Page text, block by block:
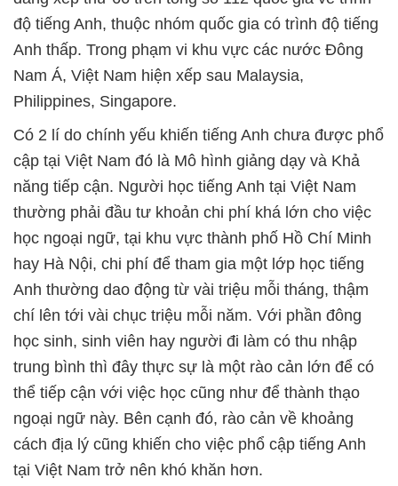
độ tiếng Anh, thuộc nhóm quốc gia có trình độ tiếng
Anh thấp. Trong phạm vi khu vực các nước Đông
Nam Á, Việt Nam hiện xếp sau Malaysia,
Philippines, Singapore.
Có 2 lí do chính yếu khiến tiếng Anh chưa được phổ
cập tại Việt Nam đó là Mô hình giảng dạy và Khả
năng tiếp cận. Người học tiếng Anh tại Việt Nam
thường phải đầu tư khoản chi phí khá lớn cho việc
học ngoại ngữ, tại khu vực thành phố Hồ Chí Minh
hay Hà Nội, chi phí để tham gia một lớp học tiếng
Anh thường dao động từ vài triệu mỗi tháng, thậm
chí lên tới vài chục triệu mỗi năm. Với phần đông
học sinh, sinh viên hay người đi làm có thu nhập
trung bình thì đây thực sự là một rào cản lớn để có
thể tiếp cận với việc học cũng như để thành thạo
ngoại ngữ này. Bên cạnh đó, rào cản về khoảng
cách địa lý cũng khiến cho việc phổ cập tiếng Anh
tại Việt Nam trở nên khó khăn hơn.